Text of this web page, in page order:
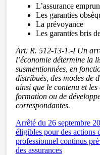
L’assurance
Les garanties
La prévoyance
Les garanties bris
Art. R. 512-13-1.-I Un
l’économie détermine la
susmentionnées, en
distribués, des modes de
ainsi que le contenu et
formation ou de
correspondantes.
Arrêté du 26 septembre
éligibles pour des actions
professionnel continus
des assurances